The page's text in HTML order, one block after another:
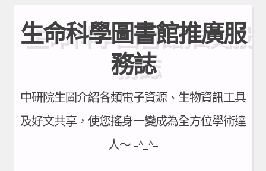
to
content
生命科學圖書館推廣服
務誌
中研院生圖介紹各類電子資源、生物資訊工具
及好文共享，使您搖身一變成為全方位學術達
人～ =^_^=